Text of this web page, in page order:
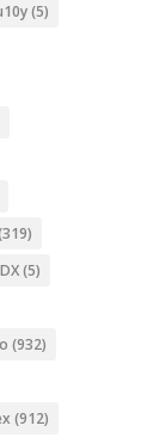
(5)
(5)
(932)
(912)